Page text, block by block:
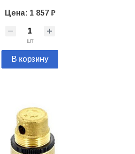
Цена: 1 857 ₽
шт
В корзину